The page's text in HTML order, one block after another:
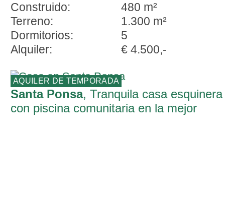
Construido:
480 m²
Terreno:
1.300 m²
Dormitorios:
5
Alquiler:
€ 4.500,-
AQUILER DE TEMPORADA
Santa Ponsa, Tranquila casa esquinera
con piscina comunitaria en la mejor